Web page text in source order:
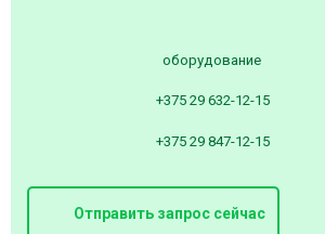
оборудование
+375 29 632-12-15
+375 29 847-12-15
Отправить запрос сейчас